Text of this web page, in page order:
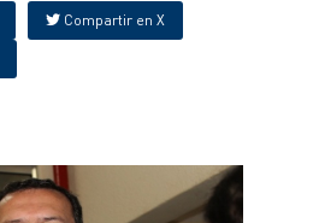
Compartir en X